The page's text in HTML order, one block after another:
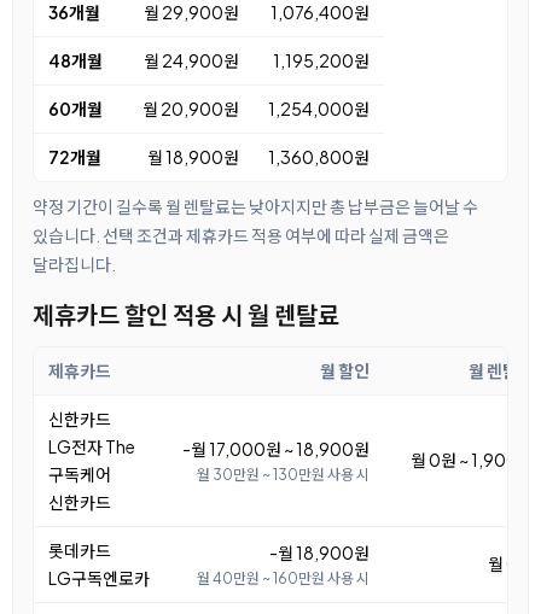
36개월 월 29,900원 1,076,400원
48개월 월 24,900원 1,195,200원
60개월 월 20,900원 1,254,000원
72개월 월 18,900원 1,360,800원
약정 기간이 길수록 월 렌탈료는 낮아지지만 총 납부금은 늘어날 수
있습니다. 선택 조건과 제휴카드 적용 여부에 따라 실제 금액은
달라집니다.
제휴카드 할인 적용 시 월 렌탈료
제휴카드 월 할인 월 렌탈료
신한카드
LG전자 The
구독케어
신한카드
-월 17,000원 ~ 18,900원
월 30만원 ~ 130만원 사용 시
월 0원 ~ 1,900원
롯데카드
LG구독엔로카
-월 18,900원
월 40만원 ~ 160만원 사용 시
월 0원